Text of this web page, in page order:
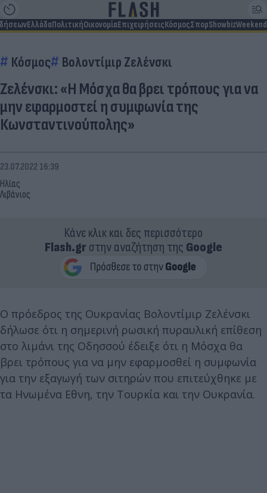
ΕλλάδαΠολιτικήΟικονομίαΕπιχειρήσειςΚόσμοςΣπορShowbizWeekend
Κόσμος Βολοντίμιρ Ζελένσκι
Ζελένσκι: «Η Μόσχα θα βρει τρόπους για να
μην εφαρμοστεί η συμφωνία της
Κωνσταντινούπολης»
Ηλίας
Λιβάνιος
23.07.2022 16:39
Κάνε κλικ και δες περισσότερο
Flash.grστην αναζήτηση της Google
Ο πρόεδρος της Ουκρανίας Βολοντίμιρ Ζελένσκι
δήλωσε ότι η σημερινή ρωσική πυραυλική επίθεση
στο λιμάνι της Οδησσού έδειξε ότι η Μόσχα θα
βρει τρόπους για να μην εφαρμοσθεί η συμφωνία
για την εξαγωγή των σιτηρών που επιτεύχθηκε με
τα Ηνωμένα Εθνη, την Τουρκία και την Ουκρανία.